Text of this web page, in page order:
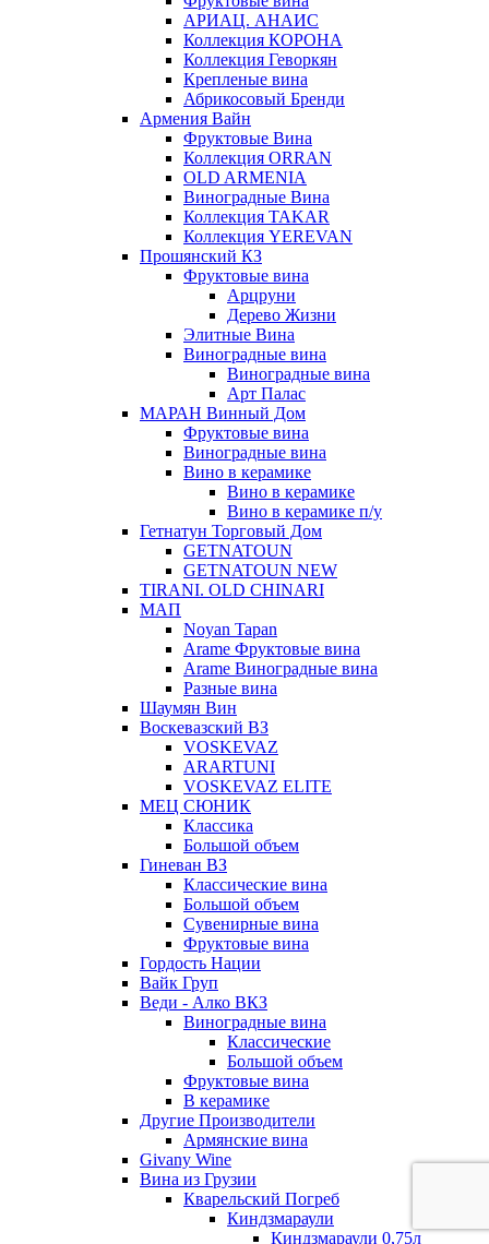
АРИАЦ. АНАИС
Коллекция КОРОНА
Коллекция Геворкян
Крепленые вина
Абрикосовый Бренди
Армения Вайн
Фруктовые Вина
Коллекция ORRAN
OLD ARMENIA
Виноградные Вина
Коллекция TAKAR
Коллекция YEREVAN
Прошянский КЗ
Фруктовые вина
Арцруни
Дерево Жизни
Элитные Вина
Виноградные вина
Виноградные вина
Арт Палас
МАРАН Винный Дом
Фруктовые вина
Виноградные вина
Вино в керамике
Вино в керамике
Вино в керамике п/у
Гетнатун Торговый Дом
GETNATOUN
GETNATOUN NEW
TIRANI. OLD CHINARI
МАП
Noyan Tapan
Arame Фруктовые вина
Arame Виноградные вина
Разные вина
Шаумян Вин
Воскевазский ВЗ
VOSKEVAZ
ARARTUNI
VOSKEVAZ ELITE
МЕЦ СЮНИК
Классика
Большой объем
Гиневан ВЗ
Классические вина
Большой объем
Сувенирные вина
Фруктовые вина
Гордость Нации
Вайк Груп
Веди - Алко ВКЗ
Виноградные вина
Классические
Большой объем
Фруктовые вина
В керамике
Другие Производители
Армянские вина
Givany Wine
Вина из Грузии
Кварельский Погреб
Киндзмараули
Киндзмараули 0,75л